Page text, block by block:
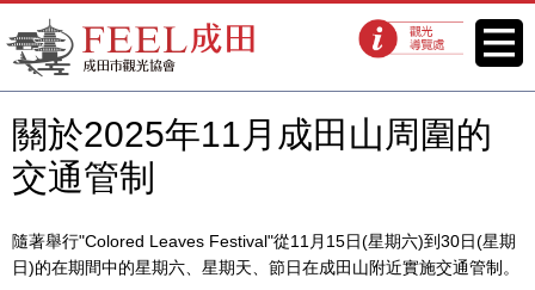
FEEL成田成田市觀光協會官方網
站
觀光導覽處 菜單
關於2025年11月成田山周圍的
交通管制
隨著舉行"Colored Leaves Festival"從11月15日(星期六)到30日(星期
日)的在期間中的星期六、星期天、節日在成田山附近實施交通管制。